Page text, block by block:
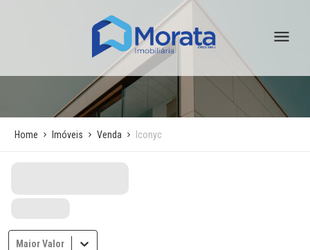
Home Imóveis Venda Iconyc
Maior Valor